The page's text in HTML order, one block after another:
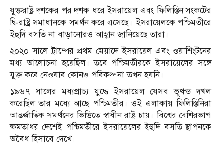
যুক্তরাষ্ট্র দশকের পর দশক ধরে ইসরায়েল এবং ফিলিস্তিন সংকটের
দ্বি-রাষ্ট্র সমাধানকে সমর্থন করে এসেছে। ইসরায়েলকে পশ্চিমতীরে
ইহুদি বসতি না বাড়ানোরও আহ্বান জানিয়েছে তারা।
২০২০ সালে ট্রাম্পের প্রথম মেয়াদে ইসরায়েল এবং ওয়াশিংটনের
মধ্য আলোচনা হয়েছিল। তবে পশ্চিমতীরকে ইসরায়েলের সঙ্গে
যুক্ত করে নেওয়ার কোনও পরিকল্পনা তখন হয়নি।
১৯৬৭ সালের মধ্যপ্রাচ্য যুদ্ধে ইসরায়েল যেসব ভূখন্ড দখল
করেছিল তার মধ্যে আছে পশ্চিমতীর। ওই এলাকায় ফিলিস্তিনিরা
আন্তর্জাতিক সমর্থনের ভিত্তিতে স্বাধীন রাষ্ট্র চায়। বিশ্বের বেশিরভাগ
ক্ষমতাধর দেশেই পশ্চিমতীরে ইসরায়েলের ইহুদি বসতি স্থাপনকে
অবৈধ হিসাবে দেখে।